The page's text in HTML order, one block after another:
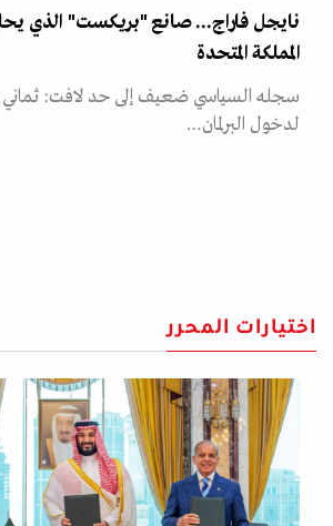
نايجل فاراج... صانع "بريكست" الذي
المملكة المتحدة
سجله السياسي ضعيف إلى حد لافت: ثماني
لدخول البرلمان…
اختيارات المحرر